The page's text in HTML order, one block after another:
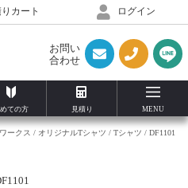
カート ログイン
お問い
合わせ
ての方 見積り MENU
ークス オリジナルTシャツ Tシャツ
DF1101